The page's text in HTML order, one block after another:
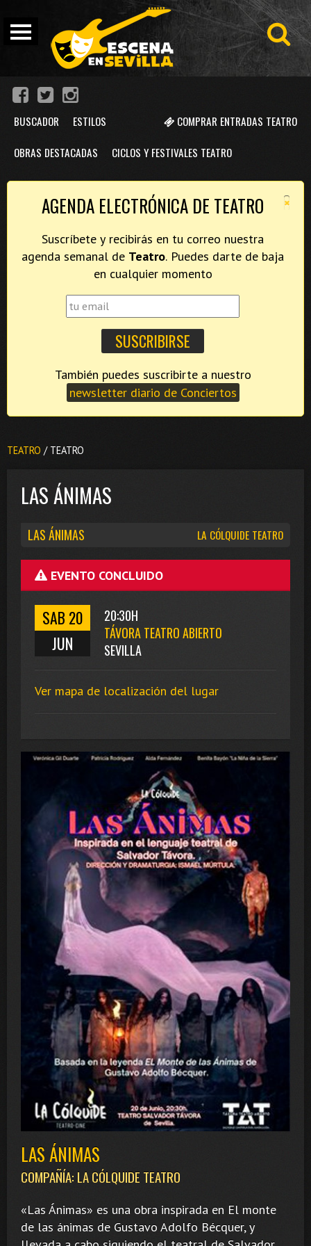
COMPRAR ENTRADAS TEATRO
BUSCADOR ESTILOS
OBRAS DESTACADAS CICLOS Y FESTIVALES TEATRO
×
AGENDA ELECTRÓNICA DE TEATRO
Suscríbete y recibirás en tu correo nuestra
agenda semanal de Teatro. Puedes darte de baja
en cualquier momento
newsletter diario de Conciertos
TEATRO / TEATRO
LAS ÁNIMAS
LA CÓLQUIDE TEATRO
LAS ÁNIMAS
EVENTO CONCLUIDO
SAB 20
JUN
20:30H
TÁVORA TEATRO ABIERTO
SEVILLA
Ver mapa de localización del lugar
LAS ÁNIMAS
COMPAÑÍA: LA CÓLQUIDE TEATRO
«Las Ánimas» es una obra inspirada en El monte
de las ánimas de Gustavo Adolfo Bécquer, y